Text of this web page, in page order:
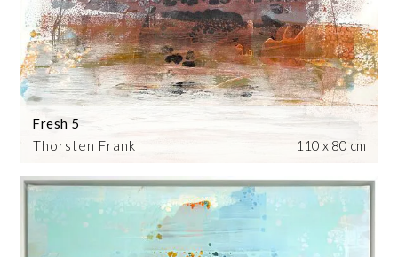
Thorsten Frank
Fresh 5
110 x 80 cm